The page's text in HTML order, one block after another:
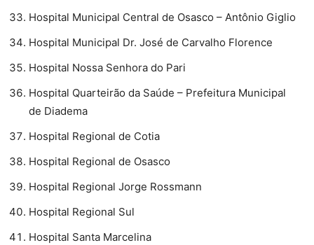
Hospital Municipal Central de Osasco – Antônio Giglio
Hospital Municipal Dr. José de Carvalho Florence
Hospital Nossa Senhora do Pari
Hospital Quarteirão da Saúde – Prefeitura Municipal
de Diadema
Hospital Regional de Cotia
Hospital Regional de Osasco
Hospital Regional Jorge Rossmann
Hospital Regional Sul
Hospital Santa Marcelina